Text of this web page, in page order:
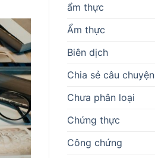
ẩm thực
Ẩm thực
Biên dịch
Chia sẻ câu chuyện
Chưa phân loại
Chứng thực
Công chứng